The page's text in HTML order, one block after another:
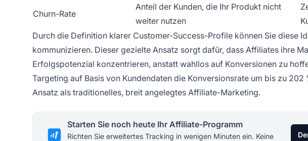
Churn-Rate
Anteil der Kunden, die Ihr Produkt nicht
weiter nutzen
Durch die Definition klarer Customer-Success-Profile können Sie diese
kommunizieren. Dieser gezielte Ansatz sorgt dafür, dass Affiliates ihre
Erfolgspotenzial konzentrieren, anstatt wahllos auf Konversionen zu
Targeting auf Basis von Kundendaten die Konversionsrate um bis zu
Ansatz als traditionelles, breit angelegtes Affiliate-Marketing.
Starten Sie noch heute Ihr Affiliate-Programm
Richten Sie erweitertes Tracking in wenigen Minuten ein. Keine